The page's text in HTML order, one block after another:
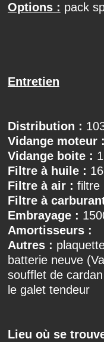
Options : pack
Entretien
Distribution :
Vidange moteur
Vidange boite :
Filtre à huile :
Filtre à air : filtre
Filtre à
Embrayage :
Amortisseurs :
Autres :
batterie neuve
soufflet de
le galet tendeur
Lieu où se